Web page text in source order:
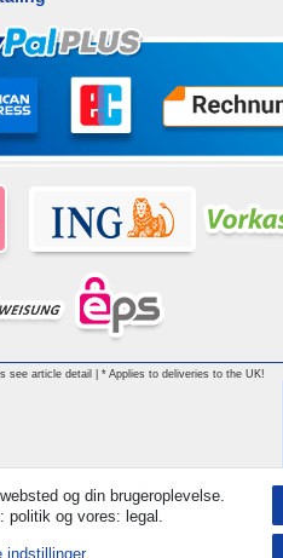
see article detail | * Applies to deliveries to the UK!
og din brugeroplevelse.
politik og vores: legal.
indstillinger